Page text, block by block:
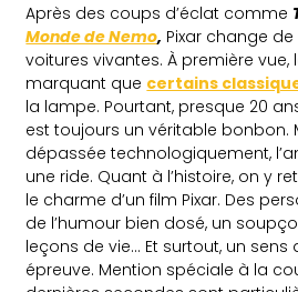
Après des coups d’éclat comme
Monde de Nemo, Pixar change
voitures vivantes. À première vue,
marquant que certains
la lampe. Pourtant, presque 20
est toujours un véritable bonbon.
dépassée technologiquement,
une ride. Quant à l’histoire, on y
le charme d’un film Pixar. Des
de l’humour bien dosé, un
leçons de vie… Et surtout, un
épreuve. Mention spéciale à la